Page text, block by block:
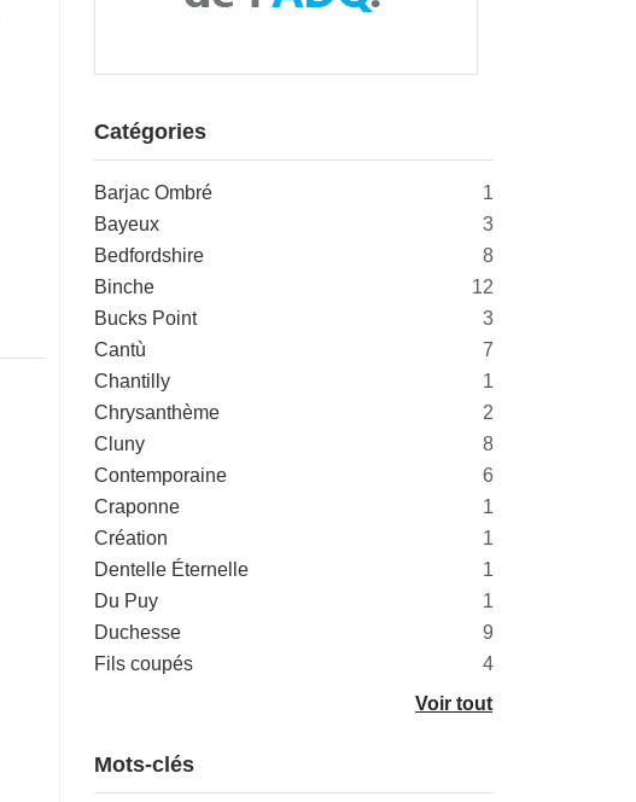
Catégories
Barjac Ombré
1
Bayeux
3
Bedfordshire
8
Binche
12
Bucks Point
3
Cantù
7
Chantilly
1
Chrysanthème
2
Cluny
8
Contemporaine
6
Craponne
1
Création
1
Dentelle Éternelle
1
Du Puy
1
Duchesse
9
Fils coupés
4
Voir tout
Mots-clés